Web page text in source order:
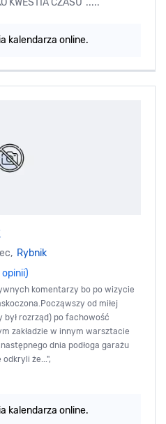
KWESTIA CZASU''.....
kalendarza online.
Rybnik
opinii)
komentarzy bo po wizycie
od miłej
był rozrząd) po fachowość
zakładzie w innym warsztacie
dnia podłoga garażu
że...",
kalendarza online.